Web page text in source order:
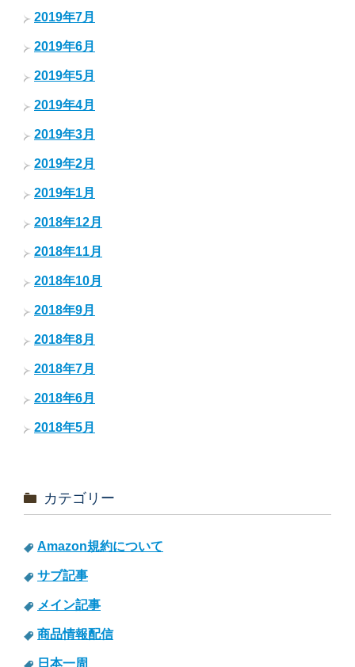
2019年7月
2019年6月
2019年5月
2019年4月
2019年3月
2019年2月
2019年1月
2018年12月
2018年11月
2018年10月
2018年9月
2018年8月
2018年7月
2018年6月
2018年5月
カテゴリー
Amazon規約について
サブ記事
メイン記事
商品情報配信
日本一周